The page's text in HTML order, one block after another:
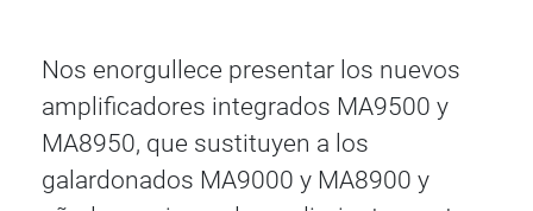
Nos enorgullece presentar los nuevos
amplificadores integrados MA9500 y
MA8950, que sustituyen a los
galardonados MA9000 y MA8900 y